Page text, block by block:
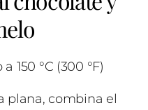
150 °C (300 °F)
plana, combina el